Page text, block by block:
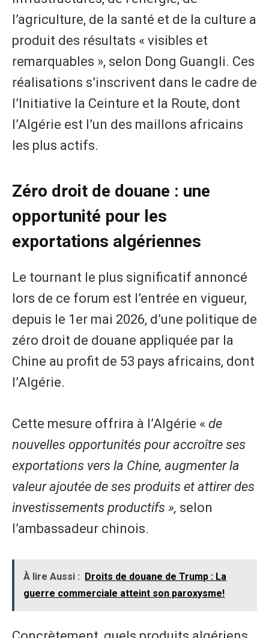
l’agriculture, de la santé et de la culture a
produit des résultats « visibles et
remarquables », selon Dong Guangli. Ces
réalisations s’inscrivent dans le cadre de
l’Initiative la Ceinture et la Route, dont
l’Algérie est l’un des maillons africains
les plus actifs.
Zéro droit de douane : une
opportunité pour les
exportations algériennes
Le tournant le plus significatif annoncé
lors de ce forum est l’entrée en vigueur,
depuis le 1er mai 2026, d’une politique de
zéro droit de douane appliquée par la
Chine au profit de 53 pays africains, dont
l’Algérie.
Cette mesure offrira à l’Algérie « de
nouvelles opportunités pour accroître ses
exportations vers la Chine, augmenter la
valeur ajoutée de ses produits et attirer des
investissements productifs », selon
l’ambassadeur chinois.
À lire Aussi : Droits de douane de Trump : La
guerre commerciale atteint son paroxysme!